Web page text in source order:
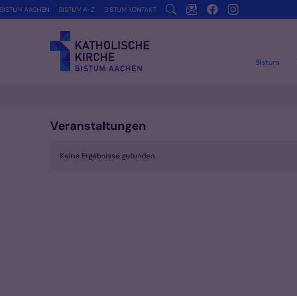
Zum Inhalt springen
Bistum
BISTUM AACHEN BISTUM A-Z BISTUM KONTAKT
Veranstaltungen
Keine Ergebnisse gefunden